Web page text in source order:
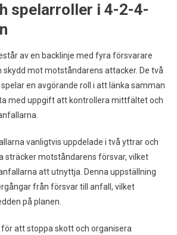
spelarroller i 4-2-4-
av en backlinje med fyra försvarare
skydd mot motståndarens attacker. De två
en avgörande roll i att länka samman
med uppgift att kontrollera mittfältet och
vanligtvis uppdelade i två yttrar och
sträcker motståndarens försvar, vilket
att utnyttja. Denna uppställning
från försvar till anfall, vilket
på planen.
för att stoppa skott och organisera